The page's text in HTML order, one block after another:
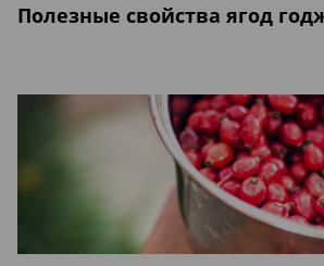
Полезные свойства ягод